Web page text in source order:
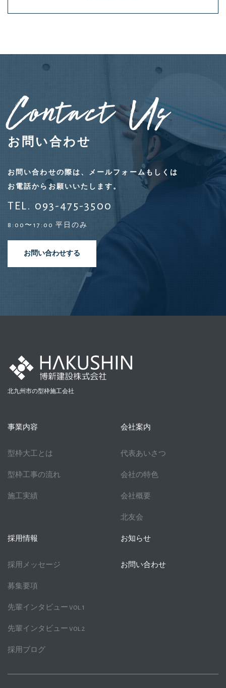
Contact Us
お問い合わせ
お問い合わせの際は、メールフォームもしくは
お電話からお願いいたします。
TEL. 093-475-3500
8:00〜17:00 平日のみ
お問い合わせする
北九州市の型枠施工会社
事業内容
型枠大工とは
型枠工事の流れ
施工実績
会社案内
代表あいさつ
会社の特色
会社概要
北友会
採用情報
採用メッセージ
募集要項
先輩インタビュー vol.1
先輩インタビュー vol.2
採用ブログ
お知らせ
お問い合わせ